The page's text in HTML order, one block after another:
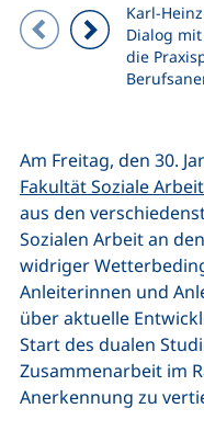
Karl-
Dialog
die
Zeigt Folie 1 von 3
Vorheriges Bild
Nächstes Bild
Am Freitag, den 30.
Fakultät Soziale Arbeit
aus den
Sozialen Arbeit an
widriger
Anleiterinnen und
über aktuelle
Start des dualen
Zusammenarbeit im
Anerkennung zu